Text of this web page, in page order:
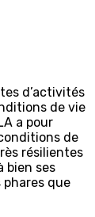
d’activités
de vie
a pour
de
résilientes
bien ses
que